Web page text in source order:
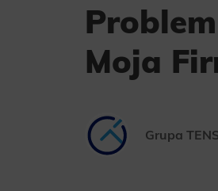
Moja
Grupa